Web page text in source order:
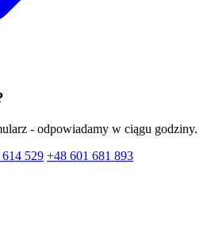
- odpowiadamy w ciągu godziny.
529 +48 601 681 893